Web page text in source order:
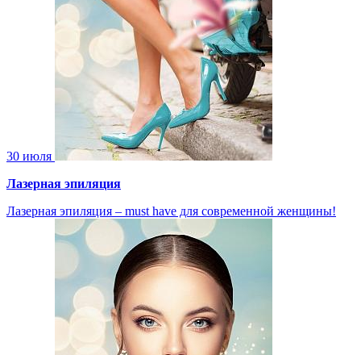
30 июля
Лазерная эпиляция
Лазерная эпиляция – must have для современной женщины!